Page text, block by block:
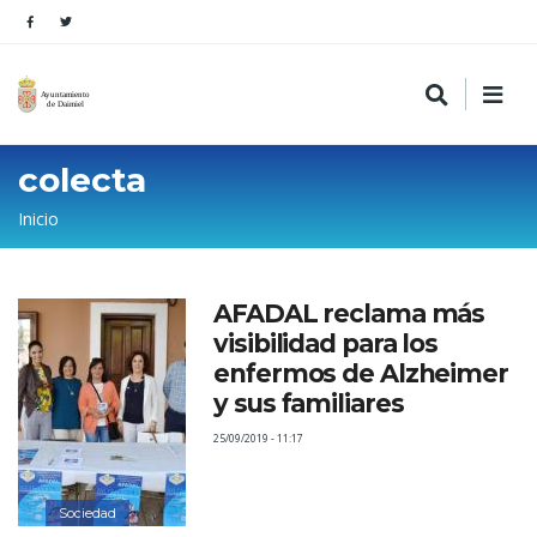
colecta
Sobrescribir
enlaces
de
ayuda
a
la
navegación
Inicio
Sociedad
AFADAL reclama más
visibilidad para los
enfermos de Alzheimer
y sus familiares
25/09/2019 - 11:17